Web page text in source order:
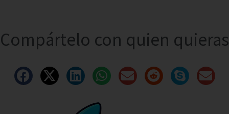
Compártelo con quien quieras